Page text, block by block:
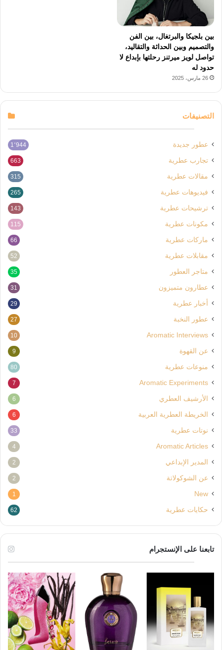
بين بلجيكا والبرتغال، بين الفن
والتصميم وبين الحداثة والتقاليد،
تواصل لويز ميرتنز رحلتها بإبداع لا
حدود له
26 مارس، 2025
التصنيفات
عطور جديدة 1٬944
تجارب عطرية 663
مقالات عطرية 315
فيديوهات عطرية 265
ترشيحات عطرية 143
مكونات عطرية 115
ماركات عطرية 66
مقابلات عطرية 52
متاجر العطور 35
عطارون متميزون 31
أخبار عطرية 29
عطور النخبة 27
Aromatic Interviews
10
عن القهوة 9
منوعات عطرية 80
Aromatic Experiments
7
الأرشيف العطري 6
الخريطة العطرية العربية 6
نوتات عطرية 33
Aromatic Articles
4
المدير الإبداعي 2
عن الشوكولاتة 2
New
1
حكايات عطرية 62
تابعنا على الإنستجرام